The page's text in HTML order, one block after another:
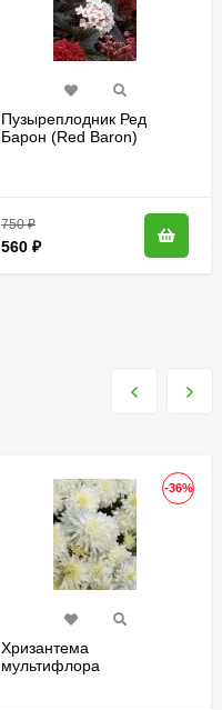
Пузыреплодник Ред
Барон (Red Baron)
750₽
560 ₽
-36%
Хризантема
мультифлора